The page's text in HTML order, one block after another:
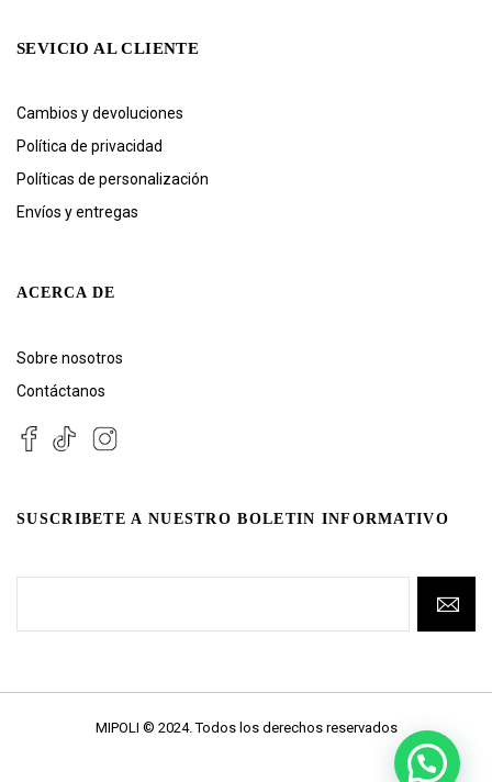
SEVICIO AL CLIENTE
Cambios y devoluciones
Política de privacidad
Políticas de personalización
Envíos y entregas
ACERCA DE
Sobre nosotros
Contáctanos
SUSCRIBETE A NUESTRO BOLETIN INFORMATIVO
MIPOLI © 2024. Todos los derechos reservados